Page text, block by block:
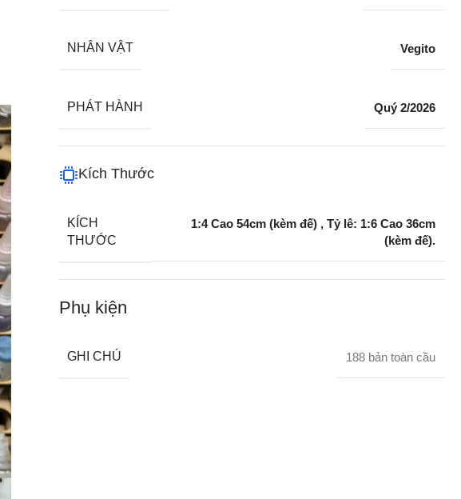
NHÂN VẬT Vegito
PHÁT HÀNH Quý 2/2026
Kích Thước
KÍCH
THƯỚC
1:4 Cao 54cm (kèm đế) , Tỷ lê: 1:6 Cao 36cm
(kèm đế).
Phụ kiện
GHI CHÚ 188 bản toàn cầu